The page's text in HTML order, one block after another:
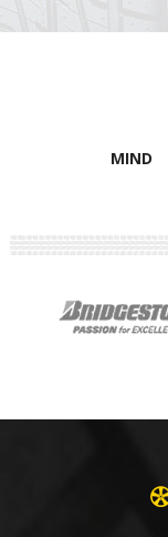
MIND